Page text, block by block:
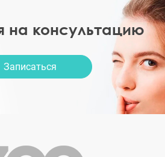
на консультацию
Записаться